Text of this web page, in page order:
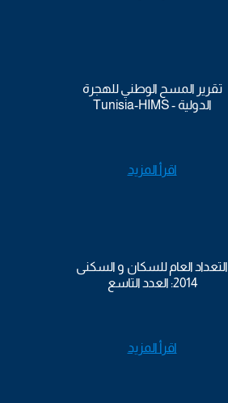
تقرير المسح الوطني للهجرة
الدولية - Tunisia-HIMS
اقرأ المزيد
التعداد العام للسكان و السكنى
2014: العدد التاسع
اقرأ المزيد